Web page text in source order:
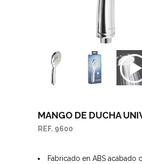
MANGO DE DUCHA
REF. 9600
Fabricado en ABS acabado